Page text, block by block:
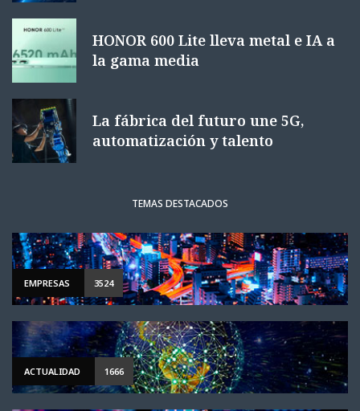
HONOR 600 Lite lleva metal e IA a
la gama media
La fábrica del futuro une 5G,
automatización y talento
TEMAS DESTACADOS
EMPRESAS 3524
ACTUALIDAD 1666